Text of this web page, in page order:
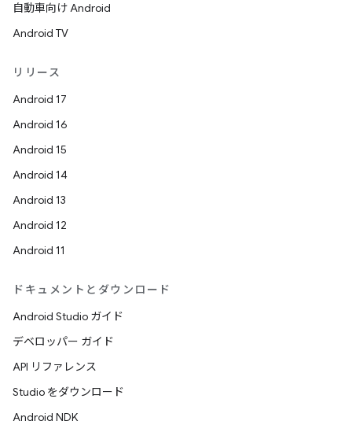
自動車向け Android
Android TV
リリース
Android 17
Android 16
Android 15
Android 14
Android 13
Android 12
Android 11
ドキュメントとダウンロード
Android Studio ガイド
デベロッパー ガイド
API リファレンス
Studio をダウンロード
Android NDK